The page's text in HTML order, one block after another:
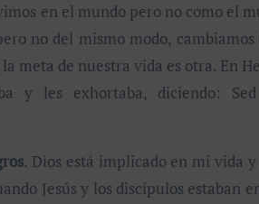
en el mundo pero no como el
no del mismo modo,
meta de nuestra vida es otra. En
y les exhortaba, diciendo:
. Dios está implicado en mi vida y
Jesús y los discípulos estaban